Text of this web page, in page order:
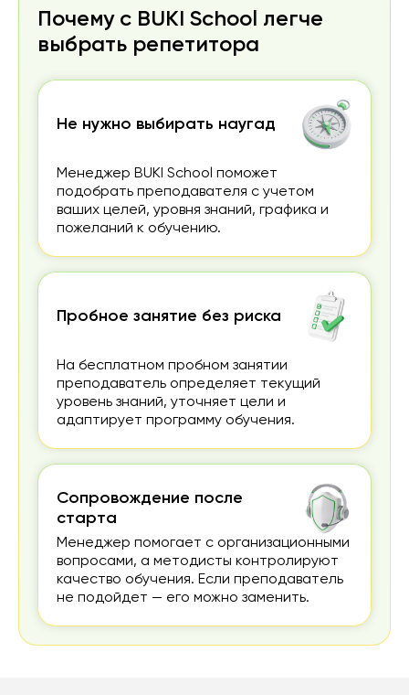
продолжать учёбу.
Почему с BUKI School легче
выбрать репетитора
Не нужно выбирать наугад
Менеджер BUKI School поможет
подобрать преподавателя с учетом
ваших целей, уровня знаний, графика и
пожеланий к обучению.
Пробное занятие без риска
На бесплатном пробном занятии
преподаватель определяет текущий
уровень знаний, уточняет цели и
адаптирует программу обучения.
Сопровождение после
старта
Менеджер помогает с организационными
вопросами, а методисты контролируют
качество обучения. Если преподаватель
не подойдет — его можно заменить.